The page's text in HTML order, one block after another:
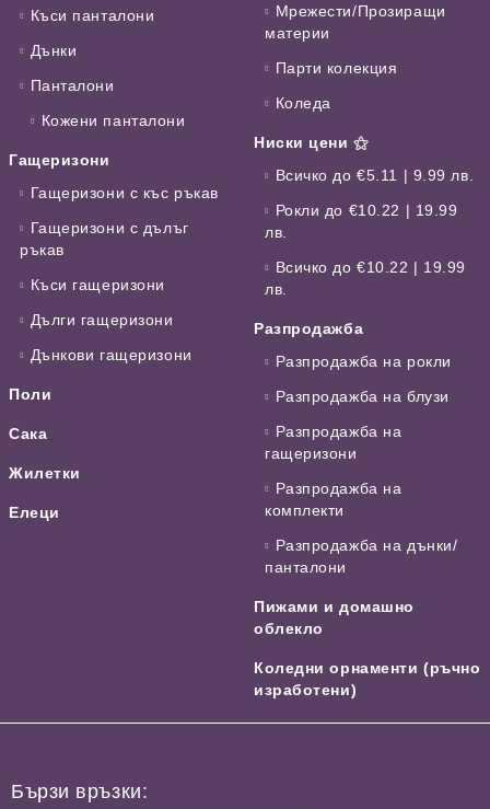
Къси панталони
Дънки
Панталони
Кожени панталони
Гащеризони
Гащеризони с къс ръкав
Гащеризони с дълъг
ръкав
Къси гащеризони
Дълги гащеризони
Дънкови гащеризони
Поли
Сака
Жилетки
Елеци
Мрежести/Прозиращи
материи
Парти колекция
Коледа
Ниски цени ⚝
Всичко до €5.11 | 9.99 лв.
Рокли до €10.22 | 19.99
лв.
Всичко до €10.22 | 19.99
лв.
Разпродажба
Разпродажба на рокли
Разпродажба на блузи
Разпродажба на
гащеризони
Разпродажба на
комплекти
Разпродажба на дънки/
панталони
Пижами и домашно
облекло
Коледни орнаменти (ръчно
изработени)
Бързи връзки: